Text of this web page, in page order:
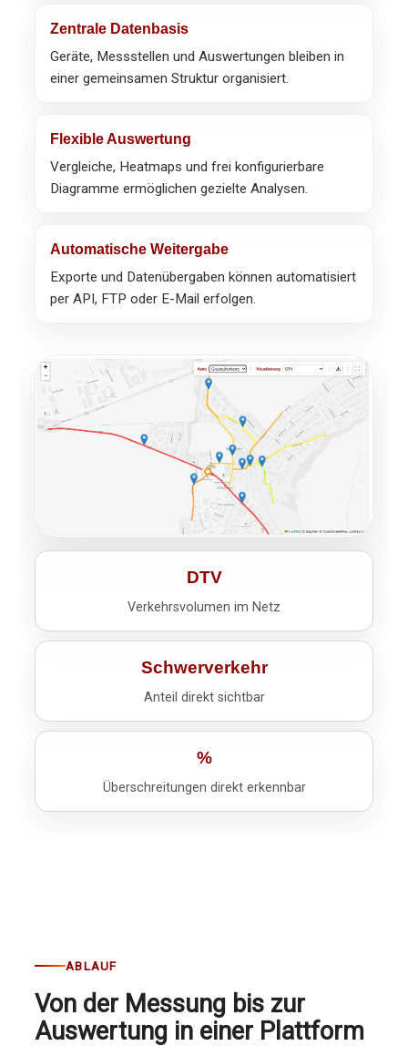
Zentrale Datenbasis
Geräte, Messstellen und Auswertungen bleiben in
einer gemeinsamen Struktur organisiert.
Flexible Auswertung
Vergleiche, Heatmaps und frei konfigurierbare
Diagramme ermöglichen gezielte Analysen.
Automatische Weitergabe
Exporte und Datenübergaben können automatisiert
per API, FTP oder E-Mail erfolgen.
DTV
Verkehrsvolumen im Netz
Schwerverkehr
Anteil direkt sichtbar
%
Überschreitungen direkt erkennbar
ABLAUF
Von der Messung bis zur
Auswertung in einer Plattform